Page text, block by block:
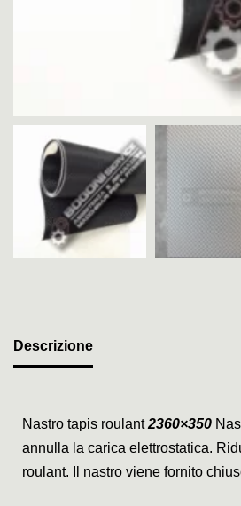
Descrizione
Nastro tapis roulant2360×350
annulla la carica elettrostatica.
roulant. Il nastro viene fornito